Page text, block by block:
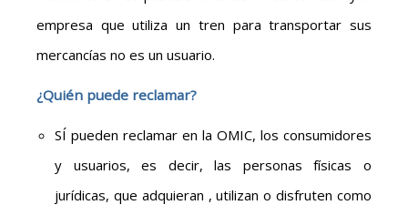
empresa que utiliza un tren para transportar sus
mercancías no es un usuario.
¿Quién puede reclamar?
SÍ pueden reclamar en la OMIC, los consumidores
y usuarios, es decir, las personas físicas o
jurídicas, que adquieran , utilizan o disfruten como